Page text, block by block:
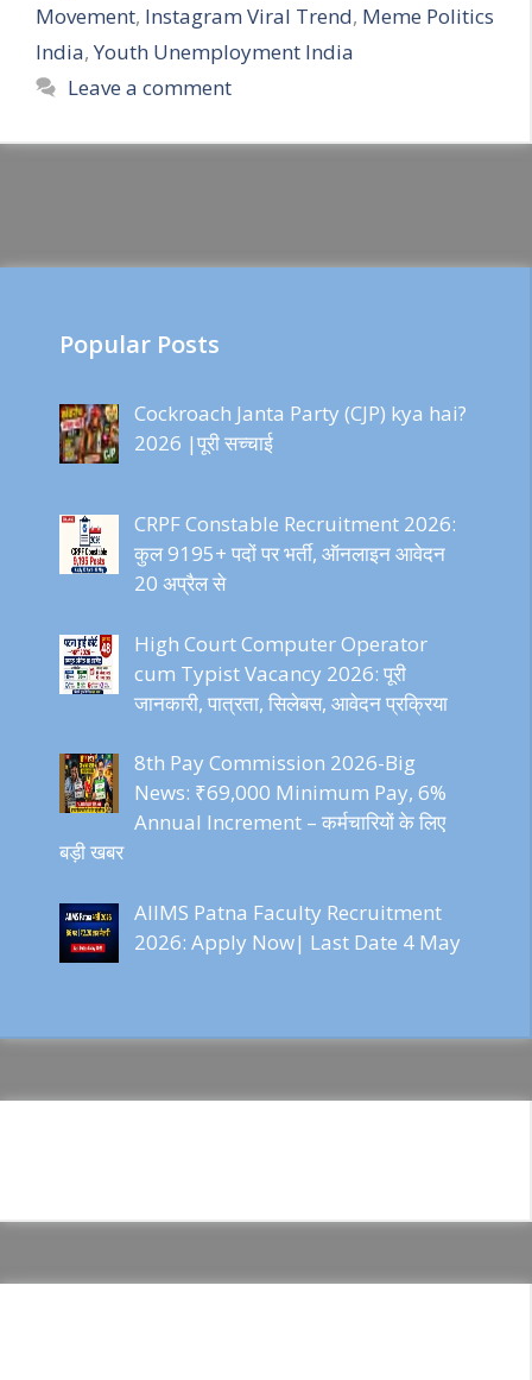
Movement, Instagram Viral Trend, Meme Politics
India, Youth Unemployment India
Leave a comment
Popular Posts
Cockroach Janta Party (CJP) kya hai?
2026 |पूरी सच्चाई
CRPF Constable Recruitment 2026:
कुल 9195+ पदों पर भर्ती, ऑनलाइन आवेदन
20 अप्रैल से
High Court Computer Operator
cum Typist Vacancy 2026: पूरी
जानकारी, पात्रता, सिलेबस, आवेदन प्रक्रिया
8th Pay Commission 2026-Big
News: ₹69,000 Minimum Pay, 6%
Annual Increment – कर्मचारियों के लिए
बड़ी खबर
AIIMS Patna Faculty Recruitment
2026: Apply Now| Last Date 4 May